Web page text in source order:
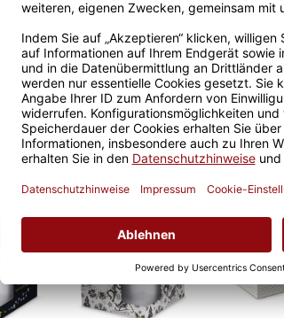
Sicherer Kauf Auf Rechnung